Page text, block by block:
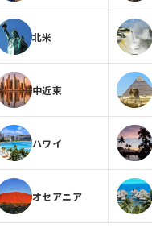
北米
中近東
ハワイ
オセアニア